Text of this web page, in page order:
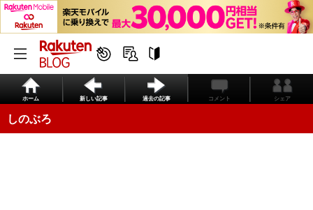
ホーム 新しい記事 過去の記事 コメント シェア
しのぶろ